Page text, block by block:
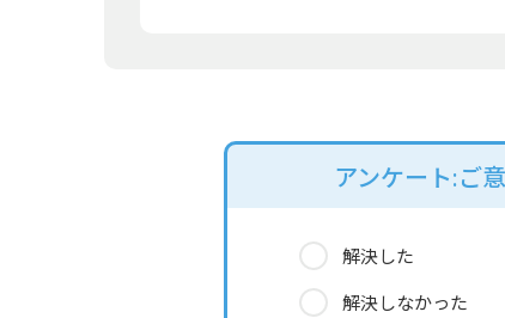
アンケート:ご
解決した
解決しなかった